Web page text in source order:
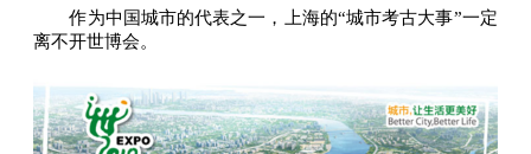
作为中国城市的代表之一，上海的“城市考古大事”一定
离不开世博会。